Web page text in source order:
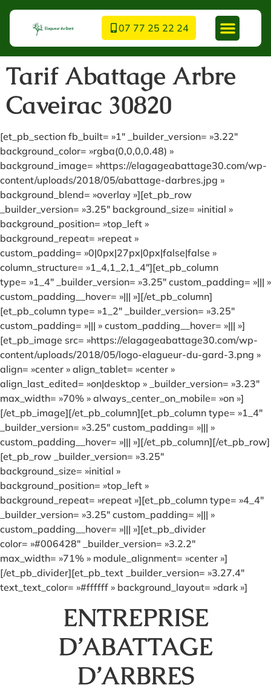
07 77 25 22 24
Tarif Abattage Arbre
Caveirac 30820
[et_pb_section fb_built= »1″ _builder_version= »3.22″
background_color= »rgba(0,0,0,0.48) »
background_image= »https://elagageabattage30.com/wp-
content/uploads/2018/05/abattage-darbres.jpg »
background_blend= »overlay »][et_pb_row
_builder_version= »3.25″ background_size= »initial »
background_position= »top_left »
background_repeat= »repeat »
custom_padding= »0|0px|27px|0px|false|false »
column_structure= »1_4,1_2,1_4″][et_pb_column
type= »1_4″ _builder_version= »3.25″ custom_padding= »||| »
custom_padding__hover= »||| »][/et_pb_column]
[et_pb_column type= »1_2″ _builder_version= »3.25″
custom_padding= »||| » custom_padding__hover= »||| »]
[et_pb_image src= »https://elagageabattage30.com/wp-
content/uploads/2018/05/logo-elagueur-du-gard-3.png »
align= »center » align_tablet= »center »
align_last_edited= »on|desktop » _builder_version= »3.23″
max_width= »70% » always_center_on_mobile= »on »]
[/et_pb_image][/et_pb_column][et_pb_column type= »1_4″
_builder_version= »3.25″ custom_padding= »||| »
custom_padding__hover= »||| »][/et_pb_column][/et_pb_row]
[et_pb_row _builder_version= »3.25″
background_size= »initial »
background_position= »top_left »
background_repeat= »repeat »][et_pb_column type= »4_4″
_builder_version= »3.25″ custom_padding= »||| »
custom_padding__hover= »||| »][et_pb_divider
color= »#006428″ _builder_version= »3.2.2″
max_width= »71% » module_alignment= »center »]
[/et_pb_divider][et_pb_text _builder_version= »3.27.4″
text_text_color= »#ffffff » background_layout= »dark »]
ENTREPRISE
D’ABATTAGE
D’ARBRES